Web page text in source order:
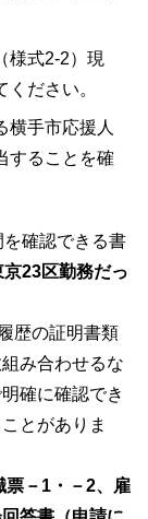
様式2-2）現
ださい。
横手市応援人
することを確
確認できる書
23区勤務だっ
歴の証明書類
み合わせるな
確に確認でき
とがありま
票－1・－2、雇